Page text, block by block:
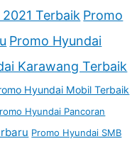
Terbaik Promo
Promo Hyundai
Karawang Terbaik
Hyundai Mobil Terbaik
Hyundai Pancoran
Promo Hyundai SMB